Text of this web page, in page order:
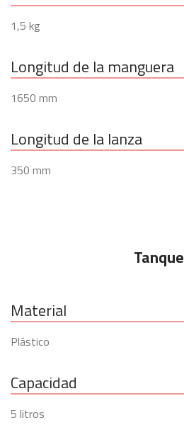
1,5 kg
Longitud de la manguera
1650 mm
Longitud de la lanza
350 mm
Tanque
Material
Plástico
Capacidad
5 litros